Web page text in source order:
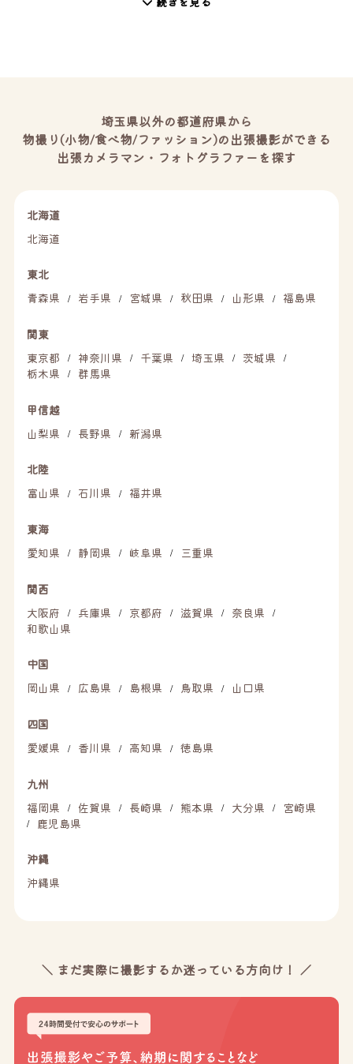
埼玉県以外の都道府県から
物撮り(小物/食べ物/ファッション)の出張撮影ができる
出張カメラマン・フォトグラファーを探す
北海道
北海道
東北
青森県
/ 岩手県 / 宮城県 / 秋田県 / 山形県 / 福島県
関東
東京都
/ 神奈川県 / 千葉県 / 埼玉県 / 茨城県 /
栃木県 / 群馬県
甲信越
山梨県
/ 長野県 / 新潟県
北陸
富山県
/ 石川県 / 福井県
東海
愛知県
/ 静岡県 / 岐阜県 / 三重県
関西
大阪府
/ 兵庫県 / 京都府 / 滋賀県 / 奈良県 /
和歌山県
中国
岡山県
/ 広島県 / 島根県 / 鳥取県 / 山口県
四国
愛媛県
/ 香川県 / 高知県 / 徳島県
九州
福岡県
/ 佐賀県 / 長崎県 / 熊本県 / 大分県 / 宮崎県
/ 鹿児島県
沖縄
沖縄県
＼ まだ実際に撮影するか迷っている方向け！ ／